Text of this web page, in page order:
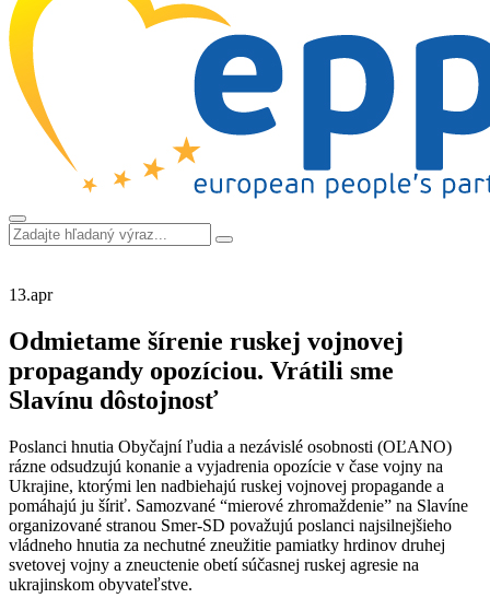
13.apr
Odmietame šírenie ruskej vojnovej
propagandy opozíciou. Vrátili sme
Slavínu dôstojnosť
Poslanci hnutia Obyčajní ľudia a nezávislé osobnosti (OĽANO)
rázne odsudzujú konanie a vyjadrenia opozície v čase vojny na
Ukrajine, ktorými len nadbiehajú ruskej vojnovej propagande a
pomáhajú ju šíriť. Samozvané “mierové zhromaždenie” na Slavíne
organizované stranou Smer-SD považujú poslanci najsilnejšieho
vládneho hnutia za nechutné zneužitie pamiatky hrdinov druhej
svetovej vojny a zneuctenie obetí súčasnej ruskej agresie na
ukrajinskom obyvateľstve.